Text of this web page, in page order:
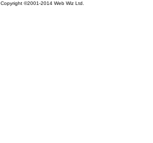
Copyright ©2001-2014 Web Wiz Ltd.